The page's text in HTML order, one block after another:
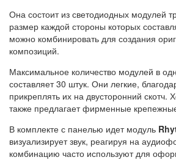
Она состоит из светодиодных модулей
размер каждой стороны которых
можно комбинировать для создания
композиций.
Максимальное количество модулей в
составляет 30 штук. Они легкие,
прикреплять их на двусторонний скотч.
также предлагает фирменные
В комплекте с панелью идет модуль
визуализирует звук, реагируя на
комбинацию часто используют для